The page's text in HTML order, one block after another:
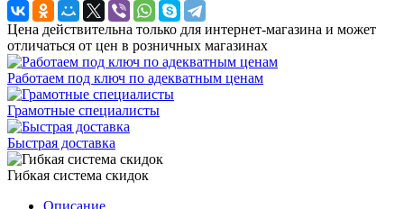
Цена действительна только для интернет-магазина и может
отличаться от цен в розничных магазинах
Работаем под ключ по адекватным ценам
Грамотные специалисты
Быстрая доставка
Гибкая система скидок
Описание